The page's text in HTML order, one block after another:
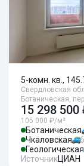
5-комн. кв.,
Свердловская
Ботаническая,
15 298 500
105 000 ₽/м²
Ботаническая
Чкаловская
Геологическая
ИсточникЦИАН